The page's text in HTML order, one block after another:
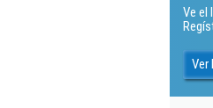
Ve el
Ver